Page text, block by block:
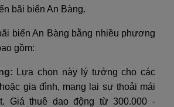
bãi biển An Bàng.
biển An Bàng bằng nhiều phương
gồm:
Lựa chọn này lý tưởng cho các
gia đình, mang lại sự thoải mái
Giá thuê dao động từ 300.000 -